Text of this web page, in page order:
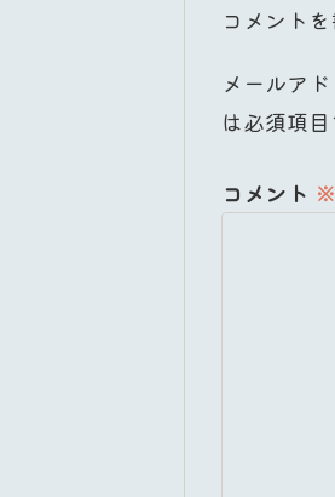
コメントを
メールア
は必須項
コメント ※